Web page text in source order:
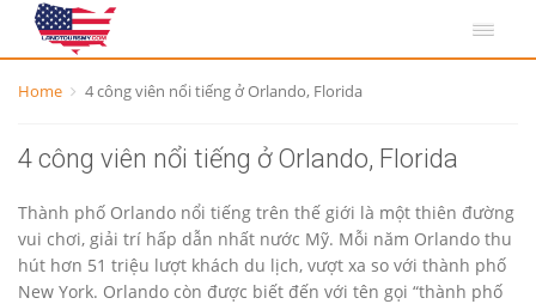
Home 4 công viên nổi tiếng ở Orlando, Florida
4 công viên nổi tiếng ở Orlando, Florida
Thành phố Orlando nổi tiếng trên thế giới là một thiên đường
vui chơi, giải trí hấp dẫn nhất nước Mỹ. Mỗi năm Orlando thu
hút hơn 51 triệu lượt khách du lịch, vượt xa so với thành phố
New York. Orlando còn được biết đến với tên gọi “thành phố